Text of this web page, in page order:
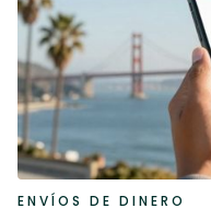
ENVÍOS DE DINERO